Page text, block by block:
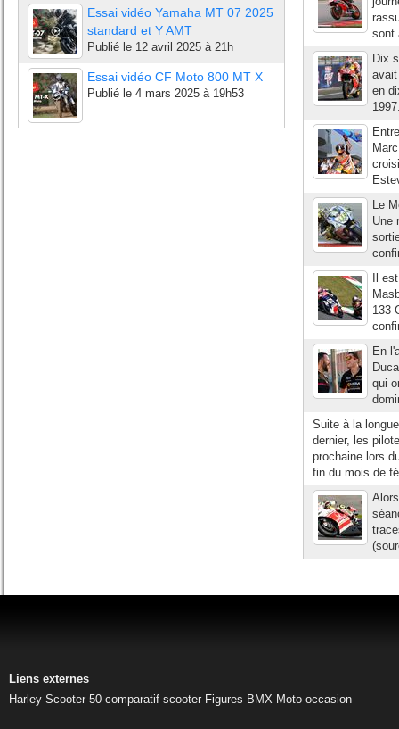
Essai vidéo Yamaha MT 07 2025
standard et Y AMT
Publié le 12 avril 2025 à 21h
Essai vidéo CF Moto 800 MT X
Publié le 4 mars 2025 à 19h53
sont
Dix
en
Le
Une
Il
133
En
qui
Suite à la
dernier, les
prochaine lors
fin du mois de
Liens externes
Harley Scooter 50 comparatif scooter Figures BMX Moto occasion